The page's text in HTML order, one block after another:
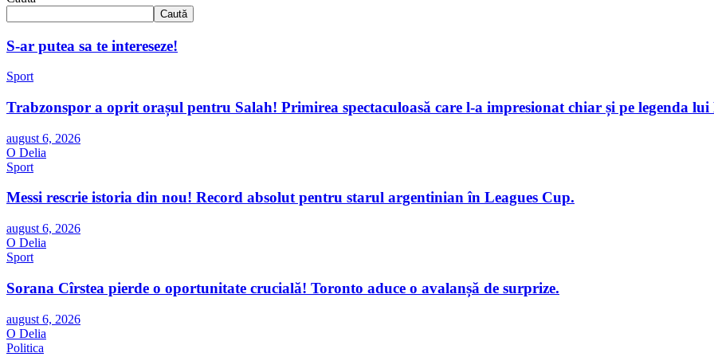
Caută
S-ar putea sa te intereseze!
Sport
Trabzonspor a oprit orașul pentru Salah! Primirea spectaculoasă care l-a impresionat chiar și pe legenda
august 6, 2026
O Delia
Sport
Messi rescrie istoria din nou! Record absolut pentru starul argentinian în Leagues Cup.
august 6, 2026
O Delia
Sport
Sorana Cîrstea pierde o oportunitate crucială! Toronto aduce o avalanșă de surprize.
august 6, 2026
O Delia
Politica